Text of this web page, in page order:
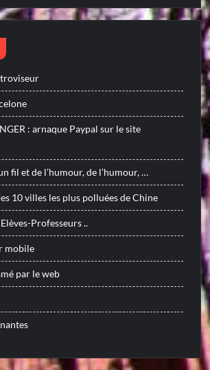
: arnaque Paypal sur le site
fil et de l’humour, de l’humour, …
10 villes les plus polluées de Chine
Professeurs ..
mobile
par le web